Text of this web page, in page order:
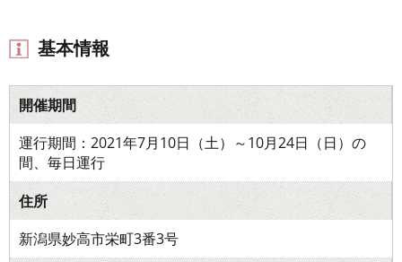
基本情報
開催期間
運行期間：2021年7月10日（土）～10月24日（日）の
間、毎日運行
住所
新潟県妙高市栄町3番3号